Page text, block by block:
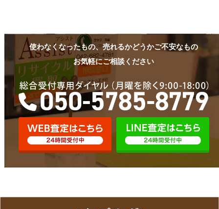
使わなくなったもの、売れるかどうかご不安なもの
お気軽にご相談ください